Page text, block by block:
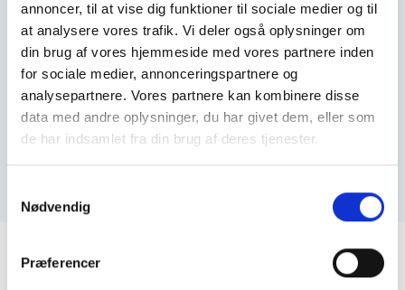
annoncer, til at vise dig funktioner til sociale medier og til
at analysere vores trafik. Vi deler også oplysninger om
din brug af vores hjemmeside med vores partnere inden
for sociale medier, annonceringspartnere og
analysepartnere. Vores partnere kan kombinere disse
data med andre oplysninger, du har givet dem, eller som
de har indsamlet fra din brug af deres tjenester.
Nødvendig
Præferencer
Hvis det skønnes relevant igangsætter kiropraktoren,
billeddiagnostiske undersøgelser som f. eks. røntgen,
scanning eller hvad der skønnes relevant.
Ud fra anamnesen og undersøgelsen fastlås problemets
karakter og der stilles en diagnose.
Afhængig af diagnosen vil kiropraktoren så lave en
behandlingsplan. Viser det sig at det er uden
kiropraktorens arbejdsområde, vil der i samarbejde med
patientens egen læge igangsættes yderligere